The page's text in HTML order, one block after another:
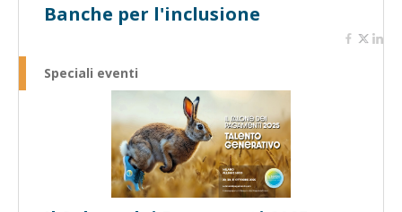
Banche per l'inclusione
Speciali eventi